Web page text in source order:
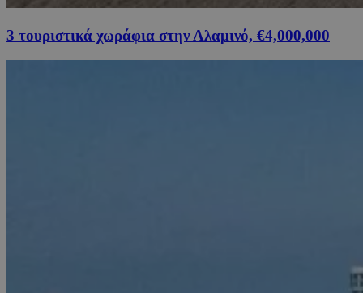
3 τουριστικά χωράφια στην Αλαμινό, €4,000,000